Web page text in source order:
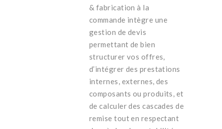
& fabrication à la
commande intègre une
gestion de devis
permettant de bien
structurer vos offres,
d’intégrer des prestations
internes, externes, des
composants ou produits, et
de calculer des cascades de
remise tout en respectant